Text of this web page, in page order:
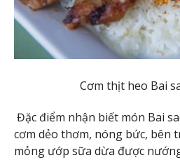
Cơm thịt heo Bai
Đặc điểm nhận biết món Bai
cơm dẻo thơm, nóng bức, bên
mỏng ướp sữa dừa được